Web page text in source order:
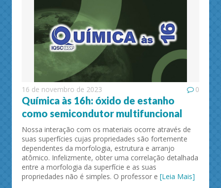
16 de novembro de 2023 0
Química às 16h: óxido de estanho
como semicondutor multifuncional
Nossa interação com os materiais ocorre através de
suas superfícies cujas propriedades são fortemente
dependentes da morfologia, estrutura e arranjo
atômico. Infelizmente, obter uma correlação detalhada
entre a morfologia da superfície e as suas
propriedades não é simples. O professor e [Leia Mais]